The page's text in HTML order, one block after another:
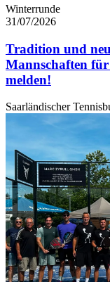
Winterrunde
31/07/2026
Tradition und
Mannschaften
melden!
Saarländischer